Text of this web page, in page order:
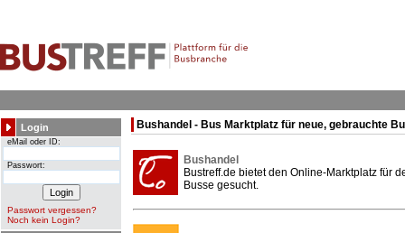
Login
eMail oder ID:
Passwort:
Passwort vergessen?
Noch kein Login?
Bushandel - Bus Marktplatz für neue, gebrauchte
Bushandel
Bustreff.de bietet den Online-Marktplatz für
Busse gesucht.